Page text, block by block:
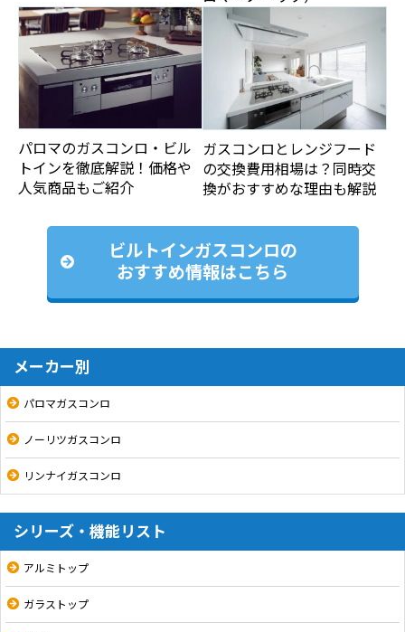
パロマのガスコンロ・ビル
トインを徹底解説！価格や
人気商品もご紹介
ガスコンロとレンジフード
の交換費用相場は？同時交
換がおすすめな理由も解説
ビルトインガスコンロの
おすすめ情報はこちら
メーカー別
パロマガスコンロ
ノーリツガスコンロ
リンナイガスコンロ
シリーズ・機能リスト
アルミトップ
ガラストップ